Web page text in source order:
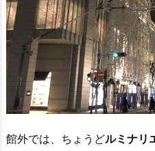
館外では、ちょうどルミナリ